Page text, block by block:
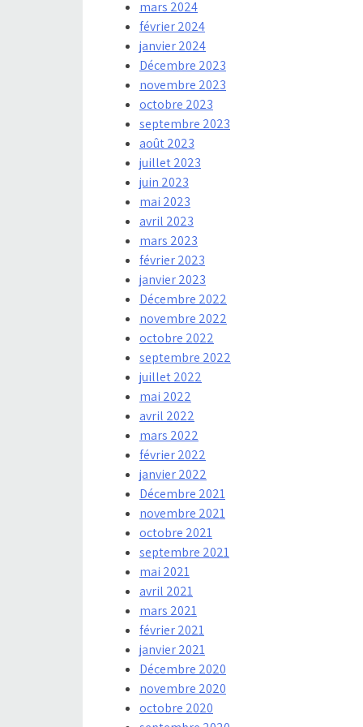
mars 2024
février 2024
janvier 2024
Décembre 2023
novembre 2023
octobre 2023
septembre 2023
août 2023
juillet 2023
juin 2023
mai 2023
avril 2023
mars 2023
février 2023
janvier 2023
Décembre 2022
novembre 2022
octobre 2022
septembre 2022
juillet 2022
mai 2022
avril 2022
mars 2022
février 2022
janvier 2022
Décembre 2021
novembre 2021
octobre 2021
septembre 2021
mai 2021
avril 2021
mars 2021
février 2021
janvier 2021
Décembre 2020
novembre 2020
octobre 2020